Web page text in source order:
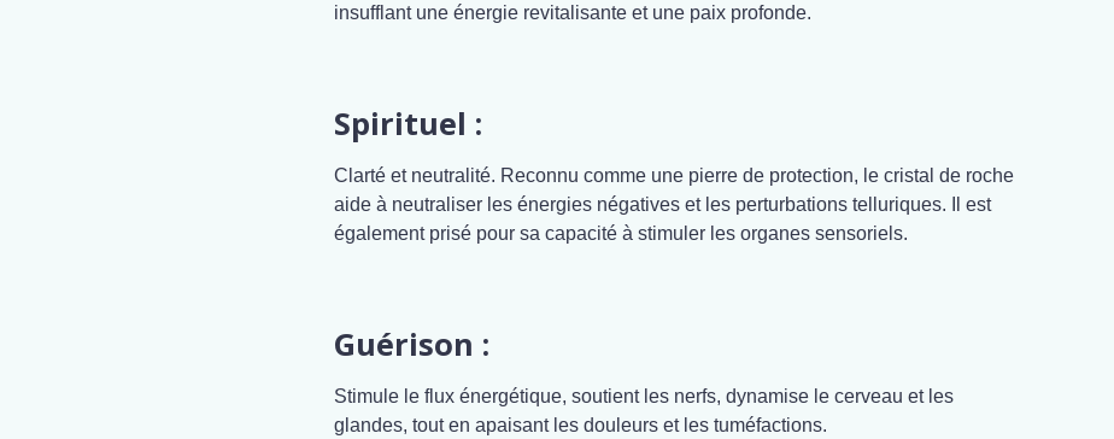
insufflant une énergie revitalisante et une paix profonde.
Spirituel :
Clarté et neutralité. Reconnu comme une pierre de protection, le cristal de roche
aide à neutraliser les énergies négatives et les perturbations telluriques. Il est
également prisé pour sa capacité à stimuler les organes sensoriels.
Guérison :
Stimule le flux énergétique, soutient les nerfs, dynamise le cerveau et les
glandes, tout en apaisant les douleurs et les tuméfactions.